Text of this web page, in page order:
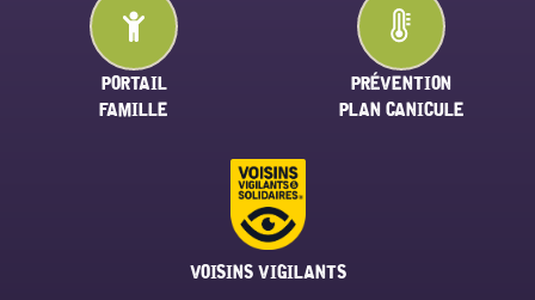
PORTAIL
FAMILLE
PRÉVENTION
PLAN CANICULE
VOISINS VIGILANTS